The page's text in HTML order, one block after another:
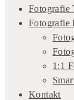
Fotografie
Fotografie
1:1
Kontakt